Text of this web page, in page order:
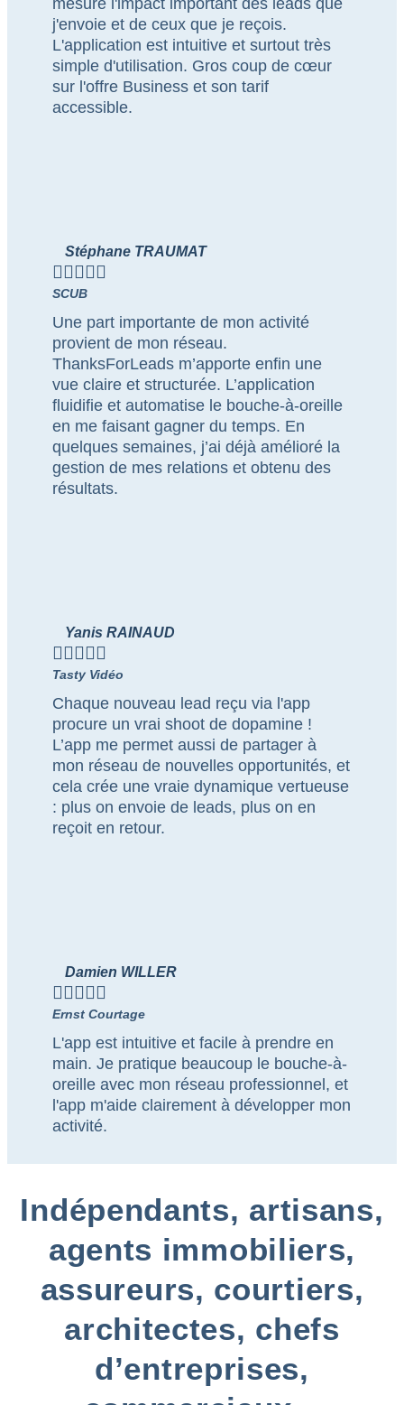
mesure l'impact important des leads que
j'envoie et de ceux que je reçois.
L'application est intuitive et surtout très
simple d'utilisation. Gros coup de cœur
sur l'offre Business et son tarif
accessible.
Stéphane TRAUMAT

SCUB
Une part importante de mon activité
provient de mon réseau.
ThanksForLeads m’apporte enfin une
vue claire et structurée. L’application
fluidifie et automatise le bouche-à-oreille
en me faisant gagner du temps. En
quelques semaines, j’ai déjà amélioré la
gestion de mes relations et obtenu des
résultats.
Yanis RAINAUD

Tasty Vidéo
Chaque nouveau lead reçu via l'app
procure un vrai shoot de dopamine !
L’app me permet aussi de partager à
mon réseau de nouvelles opportunités, et
cela crée une vraie dynamique vertueuse
: plus on envoie de leads, plus on en
reçoit en retour.
Damien WILLER

Ernst Courtage
L'app est intuitive et facile à prendre en
main. Je pratique beaucoup le bouche-à-
oreille avec mon réseau professionnel, et
l'app m'aide clairement à développer mon
activité.
Indépendants, artisans,
agents immobiliers,
assureurs, courtiers,
architectes, chefs
d’entreprises,